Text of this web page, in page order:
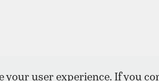
your user experience. If you